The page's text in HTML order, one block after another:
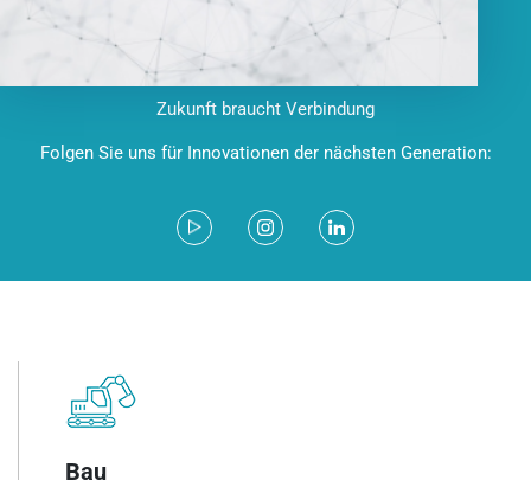
Zukunft braucht Verbindung
Folgen Sie uns für Innovationen der nächsten Generation:
Bau